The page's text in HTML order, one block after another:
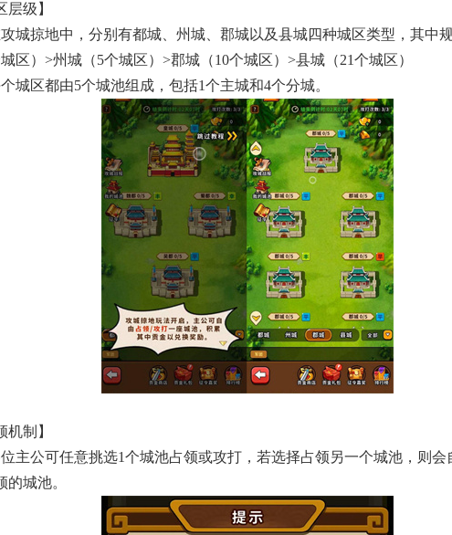
层级】
城掠地中，分别有都城、州城、郡城以及县城四种城区类型，其中
城区）>州城（5个城区）>郡城（10个城区）>县城（21个城区）
城区都由5个城池组成，包括1个主城和4个分城。
机制】
主公可任意挑选1个城池占领或攻打，若选择占领另一个城池，则会
的城池。